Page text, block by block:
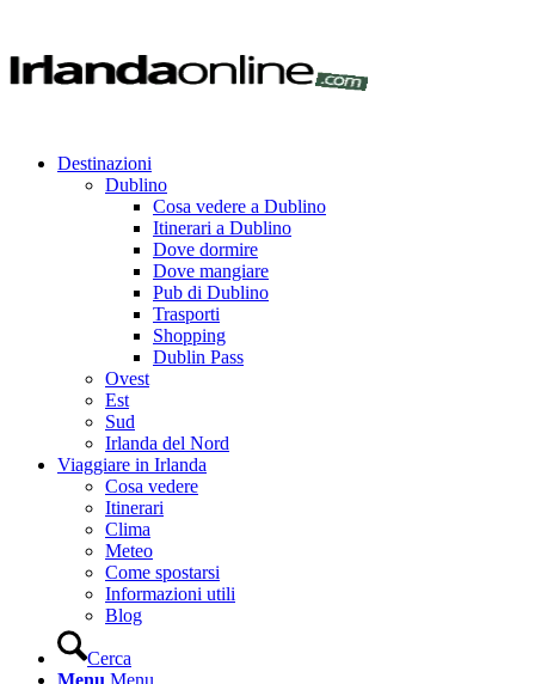
Destinazioni
Dublino
Cosa vedere a Dublino
Itinerari a Dublino
Dove dormire
Dove mangiare
Pub di Dublino
Trasporti
Shopping
Dublin Pass
Ovest
Est
Sud
Irlanda del Nord
Viaggiare in Irlanda
Cosa vedere
Itinerari
Clima
Meteo
Come spostarsi
Informazioni utili
Blog
Cerca
Menu Menu